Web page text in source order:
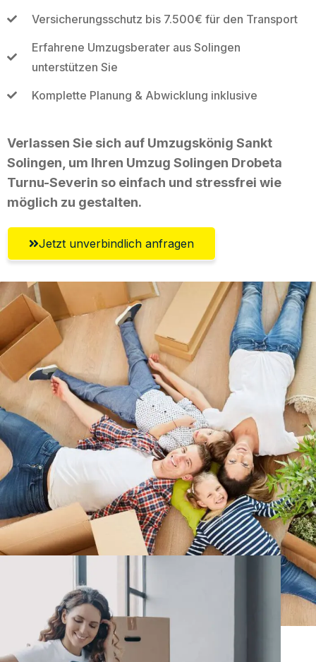
Versicherungsschutz bis 7.500€ für den Transport
Erfahrene Umzugsberater aus Solingen
unterstützen Sie
Komplette Planung & Abwicklung inklusive
Verlassen Sie sich auf Umzugskönig Sankt
Solingen, um Ihren Umzug Solingen Drobeta
Turnu-Severin so einfach und stressfrei wie
möglich zu gestalten.
Jetzt unverbindlich anfragen